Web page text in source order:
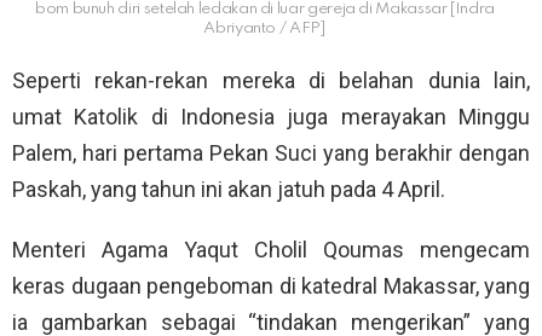
bom bunuh diri setelah ledakan di luar gereja di Makassar [Indra
Abriyanto / AFP]
Seperti rekan-rekan mereka di belahan dunia lain,
umat Katolik di Indonesia juga merayakan Minggu
Palem, hari pertama Pekan Suci yang berakhir dengan
Paskah, yang tahun ini akan jatuh pada 4 April.
Menteri Agama Yaqut Cholil Qoumas mengecam
keras dugaan pengeboman di katedral Makassar, yang
ia gambarkan sebagai “tindakan mengerikan” yang